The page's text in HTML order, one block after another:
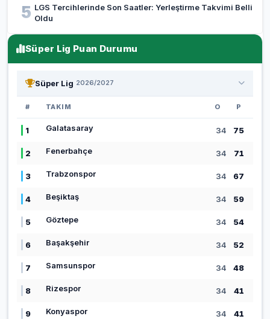
5 LGS Tercihlerinde Son Saatler: Yerleştirme Takvimi Belli
Oldu
Süper Lig Puan Durumu
Süper Lig 2026/2027
# TAKIM O P
1 Galatasaray 34 75
2 Fenerbahçe 34 71
3 Trabzonspor 34 67
4 Beşiktaş 34 59
5 Göztepe 34 54
6 Başakşehir 34 52
7 Samsunspor 34 48
8 Rizespor 34 41
9 Konyaspor 34 41